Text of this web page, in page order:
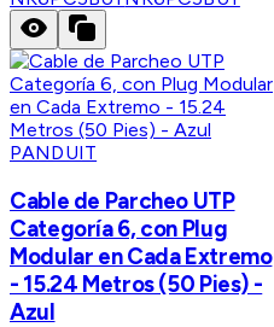
PANDUIT
Cable de Parcheo UTP
Categoría 6, con Plug
Modular en Cada Extremo
- 15.24 Metros (50 Pies) -
Azul